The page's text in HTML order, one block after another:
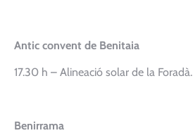
Antic convent de Benitaia
17.30 h – Alineació solar de la Foradà.
Benirrama